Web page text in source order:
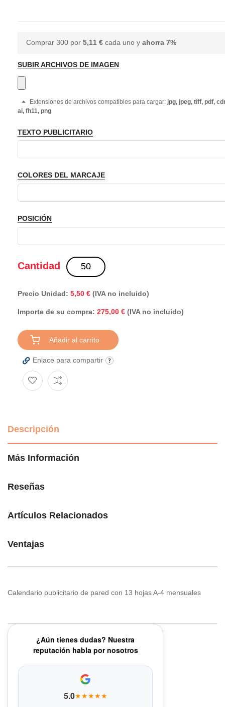
Comprar 300 por5,11 € cada uno yahorra7%
SUBIR ARCHIVOS DE IMAGEN
Extensiones de archivos compatibles para cargar: jpg, jpeg, tiff, pdf,
ai, fh11, png
TEXTO PUBLICITARIO
COLORES DEL MARCAJE
POSICIÓN
Cantidad
Precio Unidad: 5,50 € (IVA no incluido)
Importe de su compra: 275,00 € (IVA no incluido)
Añadir al carrito
Enlace para compartir
Descripción
Más Información
Reseñas
Artículos Relacionados
Ventajas
Calendario publicitario de pared con 13 hojas A-4 mensuales
¿Aún tienes dudas? Nuestra
reputación habla por nosotros
5.0★★★★★